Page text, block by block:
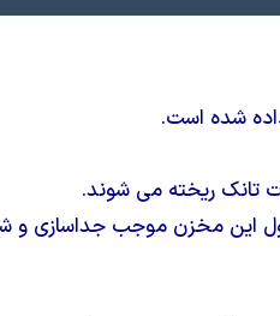
شده است.
تانک ریخته می شوند.
این مخزن موجب جداسازی